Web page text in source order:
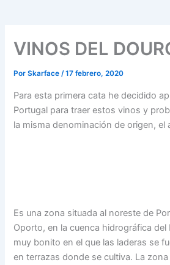
VINOS DEL
PorSkarface/17 febrero, 2020
Para esta primera cata he decidido
Portugal para traer estos vinos y
la misma denominación de origen, el
Es una zona situada al noreste de
Oporto, en la cuenca hidrográfica del
muy bonito en el que las laderas se
en terrazas donde se cultiva. La